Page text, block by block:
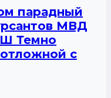
парадный
МВД
Темно
с